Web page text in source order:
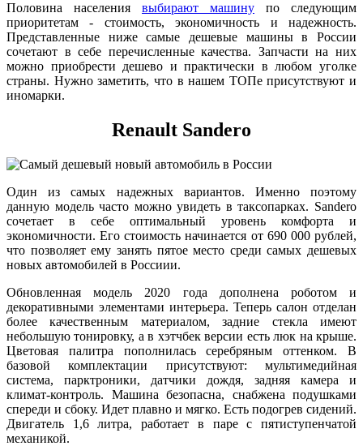
Половина населения выбирают машину по следующим
приоритетам - стоимость, экономичность и надежность.
Представленные ниже самые дешевые машины в России
сочетают в себе перечисленные качества. Запчасти на них
можно приобрести дешево и практически в любом уголке
страны. Нужно заметить, что в нашем ТОПе присутствуют и
иномарки.
Renault Sandero
Один из самых надежных вариантов. Именно поэтому
данную модель часто можно увидеть в таксопарках. Sandero
сочетает в себе оптимальный уровень комфорта и
экономичности. Его стоимость начинается от 690 000 рублей,
что позволяет ему занять пятое место среди самых дешевых
новых автомобилей в Россиии.
Обновленная модель 2020 года дополнена роботом и
декоративными элементами интерьера. Теперь салон отделан
более качественным материалом, задние стекла имеют
небольшую тонировку, а в хэтчбек версии есть люк на крыше.
Цветовая палитра пополнилась серебряным оттенком. В
базовой комплектации присутствуют: мультимедийная
система, парктроники, датчики дождя, задняя камера и
климат-контроль. Машина безопасна, снабжена подушками
спереди и сбоку. Идет плавно и мягко. Есть подогрев сидений.
Двигатель 1,6 литра, работает в паре с пятиступенчатой
механикой.